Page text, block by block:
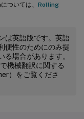
ついては、 Rolling
は英語版です。英語
便性のためにのみ提
場合があります。
で機械翻訳に関する
）をご覧くださ